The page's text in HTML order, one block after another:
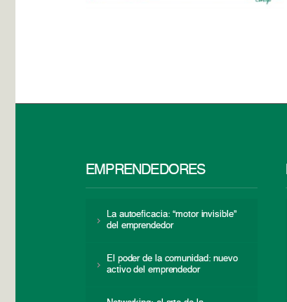
EMPRENDEDORES
La autoeficacia: “motor invisible”
del emprendedor
El poder de la comunidad: nuevo
activo del emprendedor